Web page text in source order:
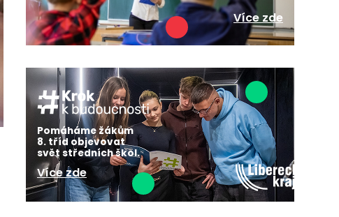
Více zde
Pomáháme žákům
8. tříd objevovat
svět středních škol.
Více zde